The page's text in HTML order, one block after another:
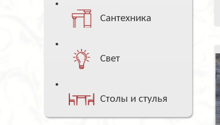
Сантехника
Свет
Столы и стулья